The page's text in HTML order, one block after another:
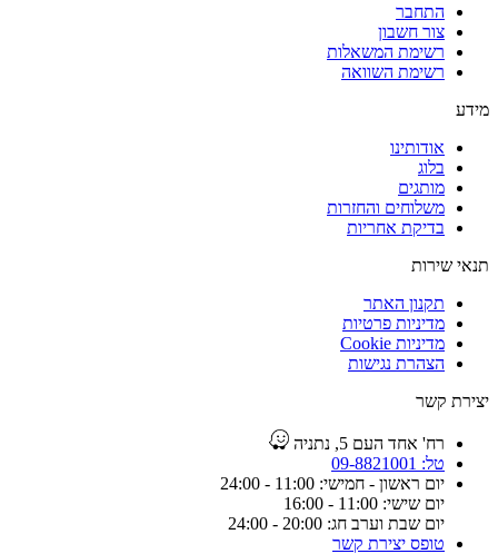
התחבר
צור חשבון
רשימת המשאלות
רשימת השוואה
מידע
אודותינו
בלוג
מותגים
משלוחים והחזרות
בדיקת אחריות
תנאי שירות
תקנון האתר
מדיניות פרטיות
מדיניות Cookie
הצהרת נגישות
יצירת קשר
רח' אחד העם 5, נתניה
טל: 09-8821001
יום ראשון - חמישי: 11:00 - 24:00
יום שישי: 11:00 - 16:00
יום שבת וערב חג: 20:00 - 24:00
טופס יצירת קשר